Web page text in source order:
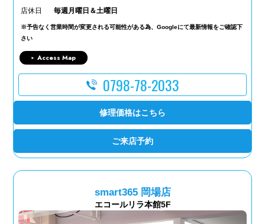
店休日 毎週月曜日＆土曜日
※予告なく営業時間が変更される可能性がある為、Googleにて最新情報をご確認下
さい
Access Map
0798-78-2033
修理価格はこちら
ご来店予約
smart365 岡場店
エコールリラ本館5F